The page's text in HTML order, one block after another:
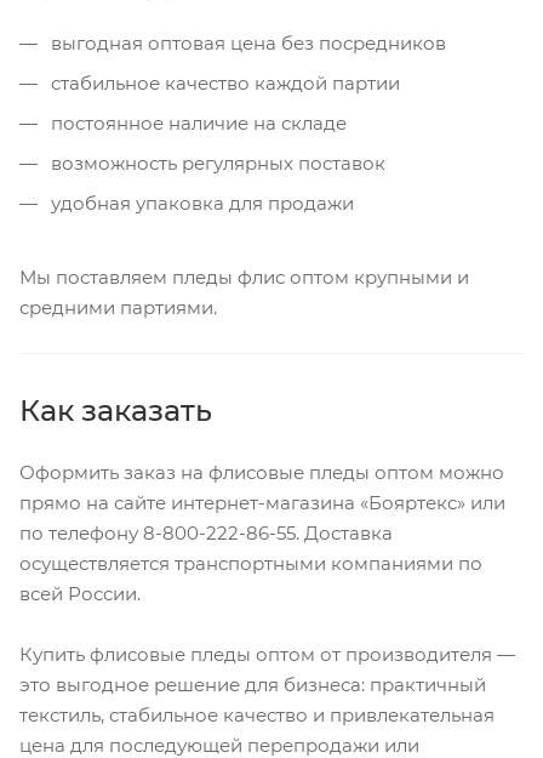
выгодная оптовая цена без посредников
стабильное качество каждой партии
постоянное наличие на складе
возможность регулярных поставок
удобная упаковка для продажи
Мы поставляем пледы флис оптом крупными и
средними партиями.
Как заказать
Оформить заказ на флисовые пледы оптом можно
прямо на сайте интернет-магазина «Бояртекс» или
по телефону 8-800-222-86-55. Доставка
осуществляется транспортными компаниями по
всей России.
Купить флисовые пледы оптом от производителя —
это выгодное решение для бизнеса: практичный
текстиль, стабильное качество и привлекательная
цена для последующей перепродажи или